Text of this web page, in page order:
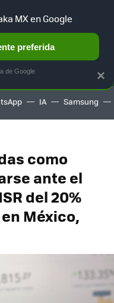
AUTO TERRITORIO
IA Samsung
como
ante el
del 20%
México,
×
MX en Google
preferida
de Google